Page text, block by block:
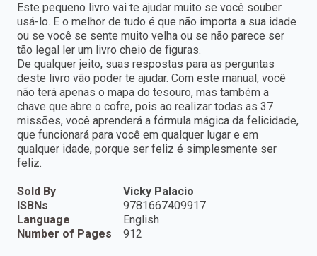
Este pequeno livro vai te ajudar muito se você souber
usá-lo. E o melhor de tudo é que não importa a sua idade
ou se você se sente muito velha ou se não parece ser
tão legal ler um livro cheio de figuras.
De qualquer jeito, suas respostas para as perguntas
deste livro vão poder te ajudar. Com este manual, você
não terá apenas o mapa do tesouro, mas também a
chave que abre o cofre, pois ao realizar todas as 37
missões, você aprenderá a fórmula mágica da felicidade,
que funcionará para você em qualquer lugar e em
qualquer idade, porque ser feliz é simplesmente ser
feliz.
Sold By
Vicky Palacio
ISBNs
9781667409917
Language
English
Number of Pages
912